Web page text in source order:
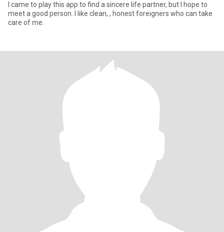
I came to play this app to find a sincere life partner, but I hope to
meet a good person. I like clean, , honest foreigners who can take
care of me.